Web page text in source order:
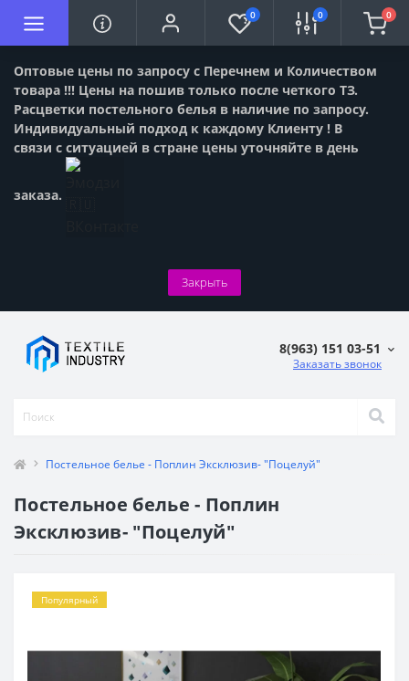
Оптовые цены по запросу с Перечнем и Количеством
товара !!! Цены на пошив только после четкого ТЗ.
Расцветки постельного белья в наличие по запросу.
Индивидуальный подход к каждому Клиенту ! В
связи с ситуацией в стране цены уточняйте в день
заказа.
Закрыть
0 0 0
8(963) 151 03-51
Заказать звонок
Постельное белье - Поплин Эксклюзив- "Поцелуй"
Постельное белье - Поплин
Эксклюзив- "Поцелуй"
Популярный